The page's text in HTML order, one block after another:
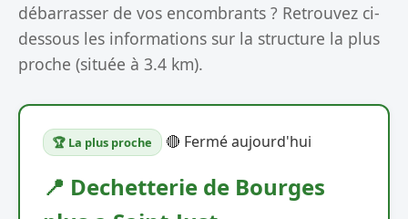
débarrasser de vos encombrants ? Retrouvez ci-
dessous les informations sur la structure la plus
proche (située à 3.4 km).
🏆 La plus proche 🔴 Fermé aujourd'hui
📍 Dechetterie de Bourges